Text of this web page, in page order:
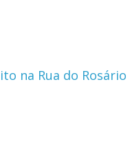
na Rua do Rosário